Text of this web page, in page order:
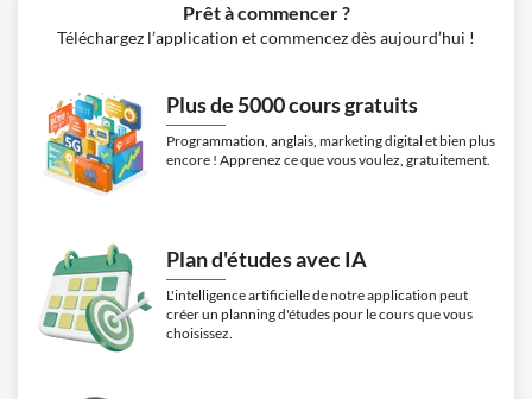
Prêt à commencer ?
Téléchargez l’application et commencez dès aujourd’hui !
Plus de 5000 cours gratuits
Programmation, anglais, marketing digital et bien plus
encore ! Apprenez ce que vous voulez, gratuitement.
Plan d'études avec IA
L'intelligence artificielle de notre application peut
créer un planning d'études pour le cours que vous
choisissez.